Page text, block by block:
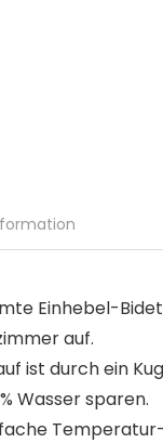
Einhebel-
auf.
ist durch ein
Wasser sparen.